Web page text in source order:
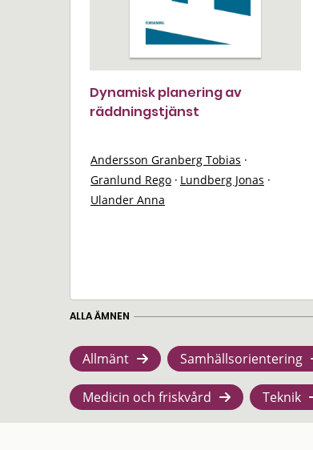
Dynamisk planering av
räddningstjänst
Andersson Granberg Tobias ·
Granlund Rego · Lundberg Jonas ·
Ulander Anna
ALLA ÄMNEN
Allmänt Samhällsorientering
Medicin och friskvård Teknik